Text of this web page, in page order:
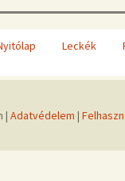
Leckék
| Adatvédelem |